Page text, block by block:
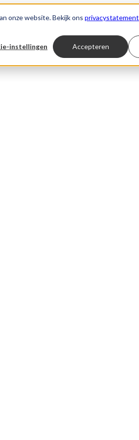
onze website. Bekijk ons privacystatement
instellingen Accepteren